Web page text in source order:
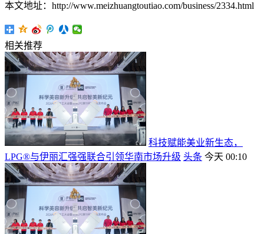
本文地址：http://www.meizhuangtoutiao.com/business/2334.html
相关推荐
科技赋能美业新生态，
LPG®与伊丽汇强强联合引领华南市场升级 头条 今天 00:10